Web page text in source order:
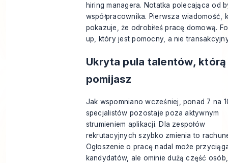
hiring managera. Notatka polecająca od
współpracownika. Pierwsza wiadomość,
pokazuje, że odrobiłeś pracę domową.
up, który jest pomocny, a nie
Ukryta pula talentów, którą
pomijasz
Jak wspomniano wcześniej, ponad 7 na
specjalistów pozostaje poza aktywnym
strumieniem aplikacji. Dla zespołów
rekrutacyjnych szybko zmienia to
Ogłoszenie o pracę nadal może
kandydatów, ale ominie dużą część osób,